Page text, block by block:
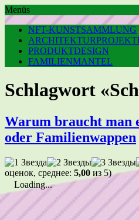
Menüs
NFT-KUNSTSAMMLUNG
PRODUKTDESIGN
FAMILIENMANTEL
Schlagwort
Warum braucht man
oder Familienwappen
оценок, среднее: 5,00 из 5)
Loading...